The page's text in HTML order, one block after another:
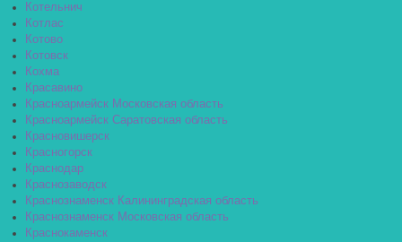
Котельнич
Котлас
Котово
Котовск
Кохма
Красавино
Красноармейск Московская область
Красноармейск Саратовская область
Красновишерск
Красногорск
Краснодар
Краснозаводск
Краснознаменск Калининградская область
Краснознаменск Московская область
Краснокаменск